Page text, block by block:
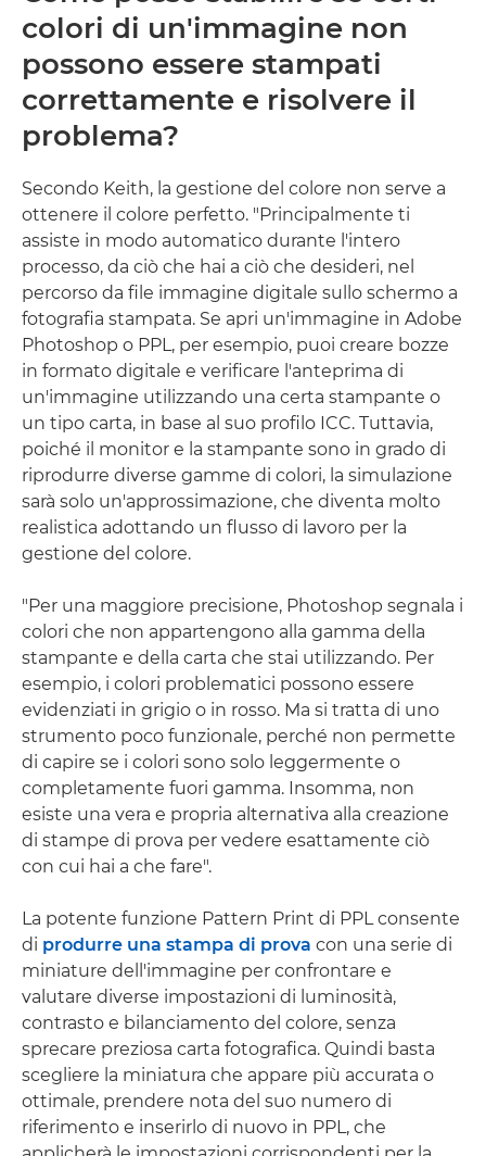
colori di un'immagine non
possono essere stampati
correttamente e risolvere il
problema?
Secondo Keith, la gestione del colore non serve a
ottenere il colore perfetto. "Principalmente ti
assiste in modo automatico durante l'intero
processo, da ciò che hai a ciò che desideri, nel
percorso da file immagine digitale sullo schermo a
fotografia stampata. Se apri un'immagine in Adobe
Photoshop o PPL, per esempio, puoi creare bozze
in formato digitale e verificare l'anteprima di
un'immagine utilizzando una certa stampante o
un tipo carta, in base al suo profilo ICC. Tuttavia,
poiché il monitor e la stampante sono in grado di
riprodurre diverse gamme di colori, la simulazione
sarà solo un'approssimazione, che diventa molto
realistica adottando un flusso di lavoro per la
gestione del colore.
"Per una maggiore precisione, Photoshop segnala i
colori che non appartengono alla gamma della
stampante e della carta che stai utilizzando. Per
esempio, i colori problematici possono essere
evidenziati in grigio o in rosso. Ma si tratta di uno
strumento poco funzionale, perché non permette
di capire se i colori sono solo leggermente o
completamente fuori gamma. Insomma, non
esiste una vera e propria alternativa alla creazione
di stampe di prova per vedere esattamente ciò
con cui hai a che fare".
La potente funzione Pattern Print di PPL consente
di produrre una stampa di prova con una serie di
miniature dell'immagine per confrontare e
valutare diverse impostazioni di luminosità,
contrasto e bilanciamento del colore, senza
sprecare preziosa carta fotografica. Quindi basta
scegliere la miniatura che appare più accurata o
ottimale, prendere nota del suo numero di
riferimento e inserirlo di nuovo in PPL, che